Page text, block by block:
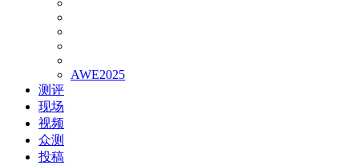
AWE2025
测评
现场
视频
众测
投稿